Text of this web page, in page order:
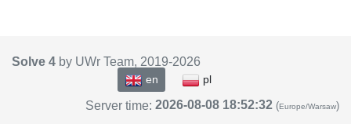
Solve 4 by UWr Team, 2019-2026
en pl
Server time: 2026-08-08 18:52:32 (Europe/Warsaw)